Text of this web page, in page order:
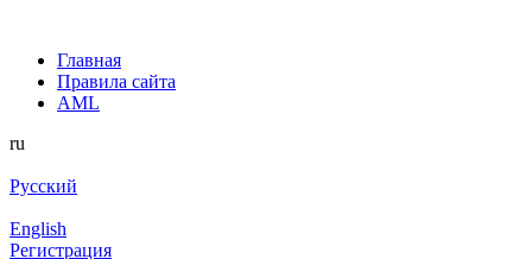
Главная
Правила сайта
AML
ru
Русский
English
Регистрация